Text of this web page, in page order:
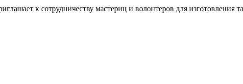
к сотрудничеству мастериц и волонтеров для